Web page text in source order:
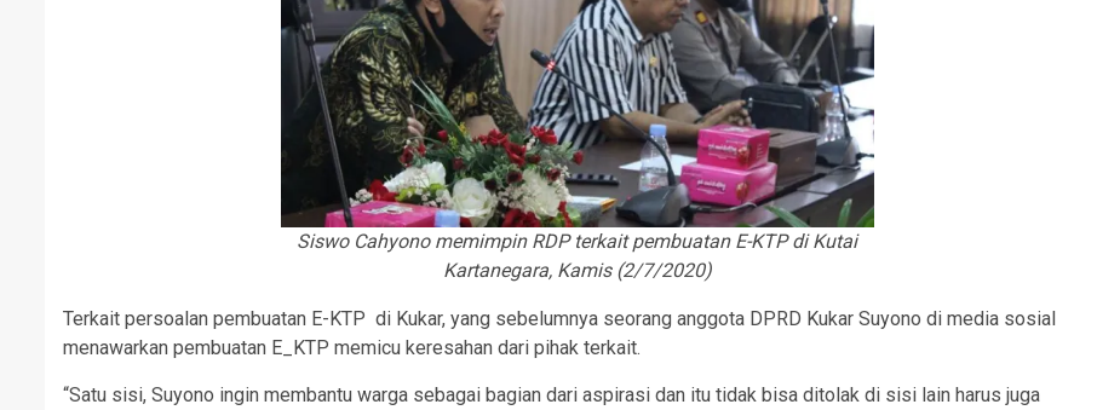
Siswo Cahyono memimpin RDP terkait pembuatan E-KTP di Kutai
Kartanegara, Kamis (2/7/2020)
Terkait persoalan pembuatan E-KTP di Kukar, yang sebelumnya seorang anggota DPRD Kukar Suyono di media sosial
menawarkan pembuatan E_KTP memicu keresahan dari pihak terkait.
“Satu sisi, Suyono ingin membantu warga sebagai bagian dari aspirasi dan itu tidak bisa ditolak di sisi lain harus juga